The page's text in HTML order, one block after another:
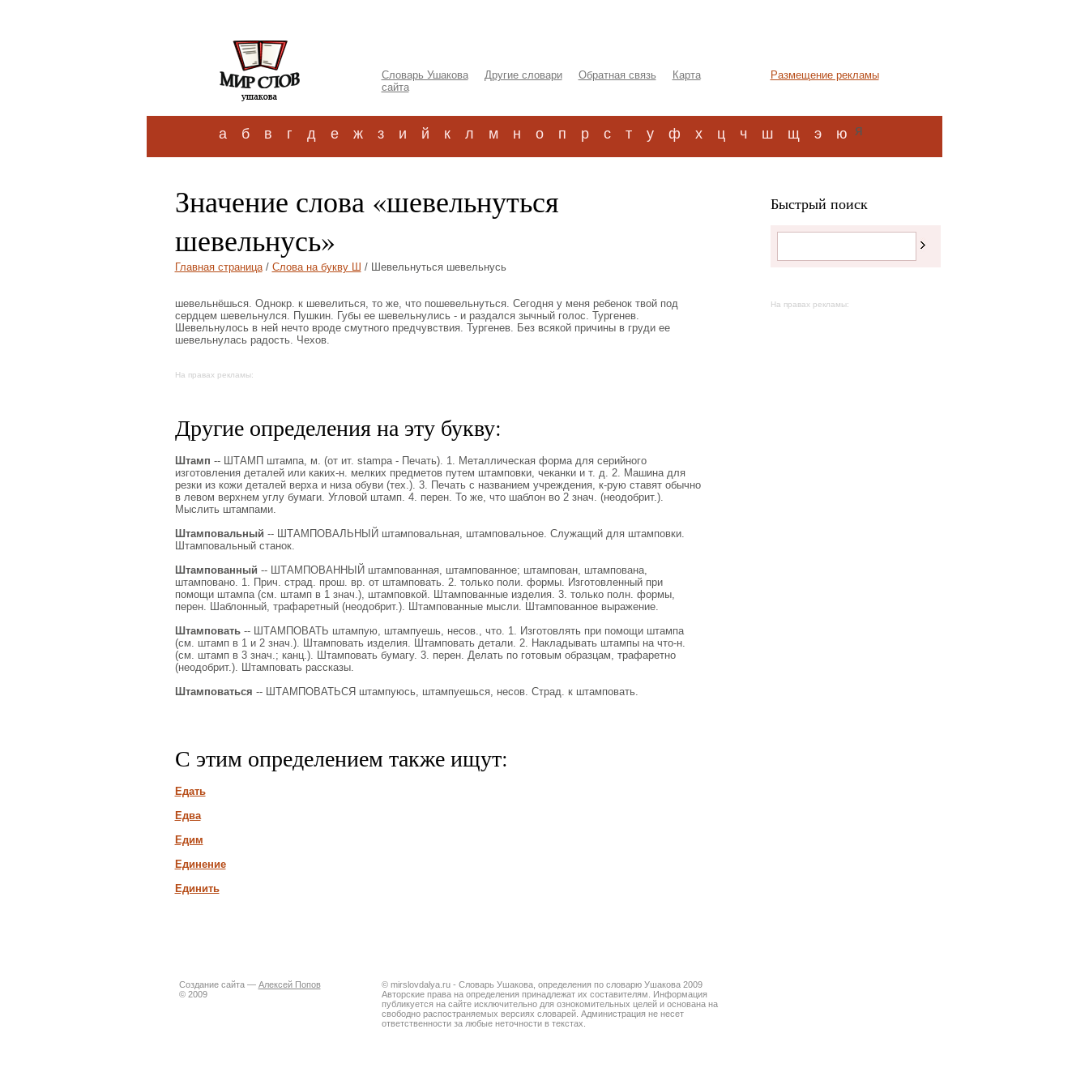
Словарь Ушакова Другие словари Обратная связь
Карта
сайта
Размещение рекламы
а б в г д е ж з и й к л м н о п р с т у ф х ц ч ш щ э ю я
Значение слова «шевельнуться
шевельнусь»
Главная страница/ Слова на букву Ш / Шевельнуться шевельнусь
шевельнёшься. Однокр. к шевелиться, то же, что пошевельнуться. Сегодня у меня ребенок твой под
сердцем шевельнулся. Пушкин. Губы ее шевельнулись - и раздался зычный голос. Тургенев.
Шевельнулось в ней нечто вроде смутного предчувствия. Тургенев. Без всякой причины в груди ее
шевельнулась радость. Чехов.
На правах рекламы:
Другие определения на эту букву:
Штамп -- ШТАМП штампа, м. (от ит. stampa - Печать). 1. Металлическая форма для серийного
изготовления деталей или каких-н. мелких предметов путем штамповки, чеканки и т. д. 2. Машина для
резки из кожи деталей верха и низа обуви (тех.). 3. Печать с названием учреждения, к-рую ставят обычно
в левом верхнем углу бумаги. Угловой штамп. 4. перен. То же, что шаблон во 2 знач. (неодобрит.).
Мыслить штампами.
Штамповальный -- ШТАМПОВАЛЬНЫЙ штамповальная, штамповальное. Служащий для штамповки.
Штамповальный станок.
Штампованный -- ШТАМПОВАННЫЙ штампованная, штампованное; штампован, штампована,
штамповано. 1. Прич. страд. прош. вр. от штамповать. 2. только поли. формы. Изготовленный при
помощи штампа (см. штамп в 1 знач.), штамповкой. Штампованные изделия. 3. только полн. формы,
перен. Шаблонный, трафаретный (неодобрит.). Штампованные мысли. Штампованное выражение.
Штамповать-- ШТАМПОВАТЬ штампую, штампуешь, несов., что. 1. Изготовлять при помощи штампа
(см. штамп в 1 и 2 знач.). Штамповать изделия. Штамповать детали. 2. Накладывать штампы на что-н.
(см. штамп в 3 знач.; канц.). Штамповать бумагу. 3. перен. Делать по готовым образцам, трафаретно
(неодобрит.). Штамповать рассказы.
Штамповаться -- ШТАМПОВАТЬСЯ штампуюсь, штампуешься, несов. Страд. к штамповать.
С этим определением также ищут:
Едать
Едва
Едим
Единение
Единить
Быстрый поиск
На правах рекламы:
Создание сайта — Алексей Попов
© 2009
© mirslovdalya.ru - Словарь Ушакова, определения по словарю Ушакова 2009
Авторские права на определения принадлежат их составителям. Информация
публикуется на сайте исключительно для ознокомительных целей и основана на
свободно распостраняемых версиях словарей. Администрация не несет
ответственности за любые неточности в текстах.